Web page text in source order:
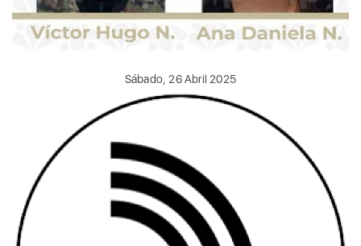
Sábado, 26 Abril 2025